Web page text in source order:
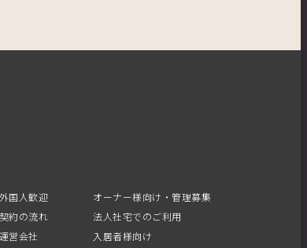
外国人歓迎
契約の流れ
運営会社
オーナー様向け・管理募集
法人社宅でのご利用
入居者様向け